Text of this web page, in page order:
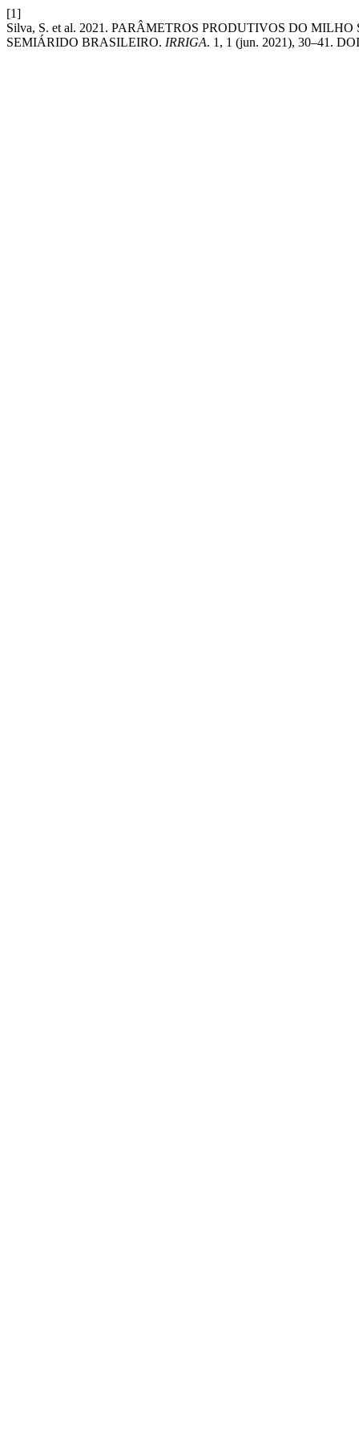
[1]
Silva, S. et al. 2021. PARÂMETROS PRODUTIVOS DO
SEMIÁRIDO BRASILEIRO. IRRIGA. 1, 1 (jun. 2021), 30–41.